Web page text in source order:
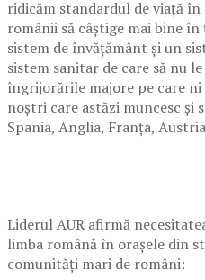
ridicăm standardul de viață
românii să câștige mai bine
sistem de învățământ și un
sistem sanitar de care să nu
îngrijorările majore pe care
noștri care astăzi muncesc și
Spania, Anglia, Franța,
Liderul AUR afirmă
limba română în orașele din
comunități mari de români: